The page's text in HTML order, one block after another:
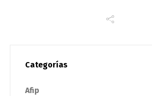
Categorías
Afip